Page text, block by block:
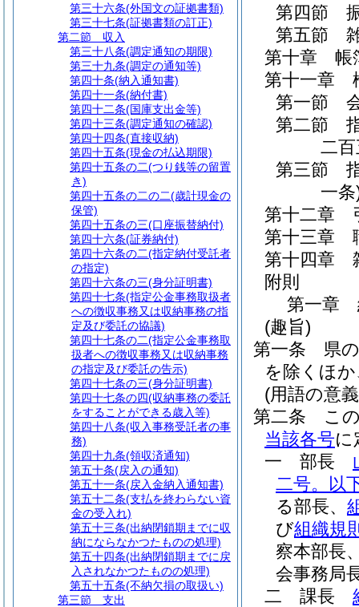
第四節
第五節
第十章
帳
第十一章
第一節
第二節
二
第三節
一
第十二章
第十三章
第十四章
附則
第一章
(趣旨)
第一条
県
を除くほ
(用語の意
第二条
こ
当該各号に
一
部長
二号。以
る部長、
び組織規
察本部長
会事務局
二
課長
第三十六条(外国文の証拠書類)
第三十七条(証拠書類の訂正)
第二節
収入
第三十八条(調定通知の期限)
第三十九条(調定の通知等)
第四十条(納入通知書)
第四十一条(納付書)
第四十二条(国庫支出金等)
第四十三条(調定通知の確認)
第四十四条(直接収納)
第四十五条(現金の払込期限)
第四十五条の二(つり銭等の留置
き)
第四十五条の二の二(歳計現金の
保管)
第四十五条の三(口座振替納付)
第四十六条(証券納付)
第四十六条の二(指定納付受託者
の指定)
第四十六条の三(身分証明書)
第四十七条(指定公金事務取扱者
への徴収事務又は収納事務の指
定及び委託の協議)
第四十七条の二(指定公金事務取
扱者への徴収事務又は収納事務
の指定及び委託の告示)
第四十七条の三(身分証明書)
第四十七条の四(収納事務の委託
をすることができる歳入等)
第四十八条(収入事務受託者の事
務)
第四十九条(領収済通知)
第五十条(戻入の通知)
第五十一条(戻入金納入通知書)
第五十二条(支払を終わらない資
金の受入れ)
第五十三条(出納閉鎖期までに収
納にならなかつたものの処理)
第五十四条(出納閉鎖期までに戻
入されなかつたものの処理)
第五十五条(不納欠損の取扱い)
第三節
支出